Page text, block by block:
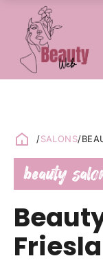
/SALONS/
beauty